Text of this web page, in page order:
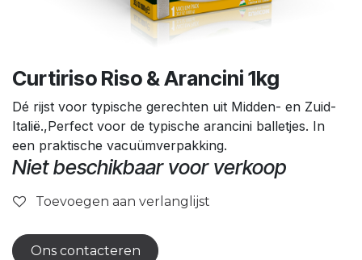
Curtiriso Riso & Arancini 1kg
Dé rijst voor typische gerechten uit Midden- en Zuid-
Italië.,Perfect voor de typische arancini balletjes. In
een praktische vacuümverpakking.
Niet beschikbaar voor verkoop
Toevoegen aan verlanglijst
Ons contacteren